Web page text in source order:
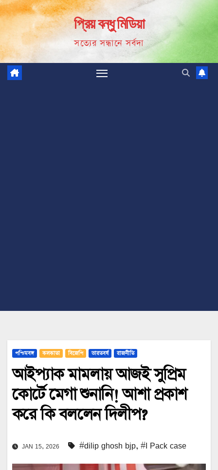
Skip
to
content
প্রিয় বন্ধু মিডিয়া
সত্যের সন্ধানে সর্বদা
পশ্চিমবঙ্গ কলকাতা বিজেপি ভারতবর্ষ রাজনীতি
আইপ্যাক মামলায় আজই সুপ্রিম
কোর্টে মেগা শুনানি! আশা প্রকাশ
করে কি বললেন দিলীপ?
JAN 15, 2026 #dilip ghosh bjp, #I Pack case